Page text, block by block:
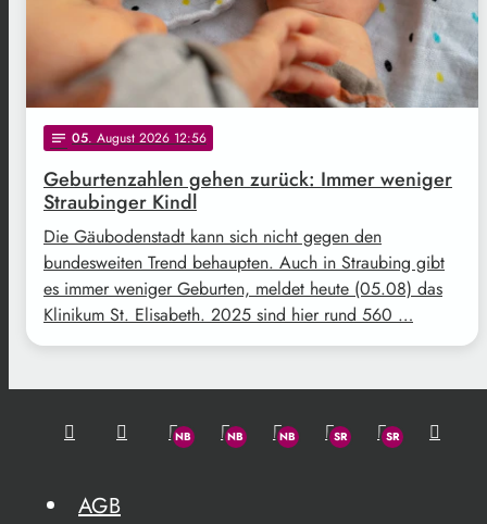
notes 05. August 2026 12:56
Geburtenzahlen gehen zurück: Immer weniger
Straubinger Kindl
Die Gäubodenstadt kann sich nicht gegen den
bundesweiten Trend behaupten. Auch in Straubing gibt
es immer weniger Geburten, meldet heute (05.08) das
Klinikum St. Elisabeth. 2025 sind hier rund 560 …
AGB